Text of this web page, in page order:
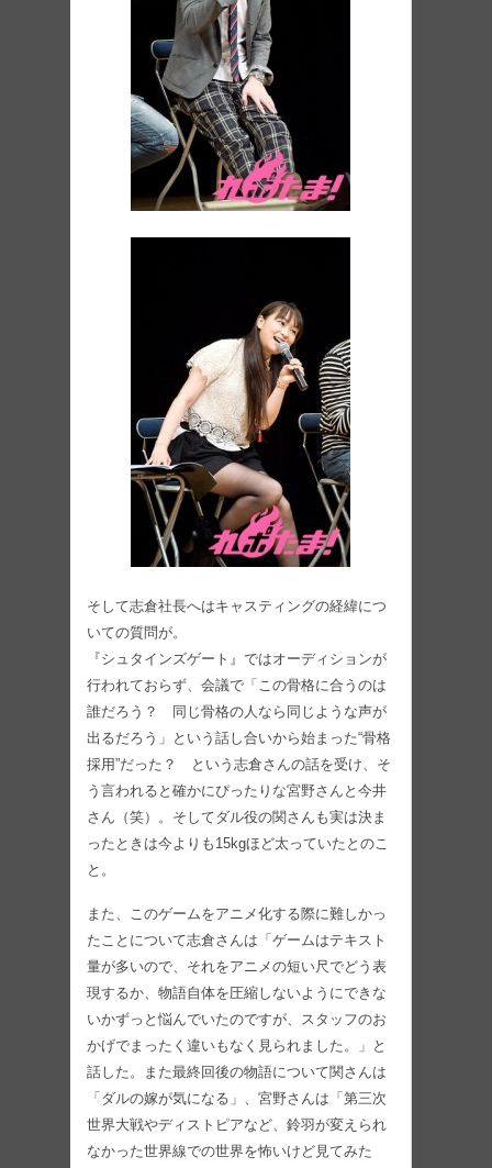
そして志倉社長へはキャスティングの経緯につ
いての質問が。
『シュタインズゲート』ではオーディションが
行われておらず、会議で「この骨格に合うのは
誰だろう？ 同じ骨格の人なら同じような声が
出るだろう」という話し合いから始まった“骨格
採用”だった？ という志倉さんの話を受け、そ
う言われると確かにぴったりな宮野さんと今井
さん（笑）。そしてダル役の関さんも実は決ま
ったときは今よりも15kgほど太っていたとのこ
と。
また、このゲームをアニメ化する際に難しかっ
たことについて志倉さんは「ゲームはテキスト
量が多いので、それをアニメの短い尺でどう表
現するか、物語自体を圧縮しないようにできな
いかずっと悩んでいたのですが、スタッフのお
かげでまったく違いもなく見られました。」と
話した。また最終回後の物語について関さんは
「ダルの嫁が気になる」、宮野さんは「第三次
世界大戦やディストピアなど、鈴羽が変えられ
なかった世界線での世界を怖いけど見てみた